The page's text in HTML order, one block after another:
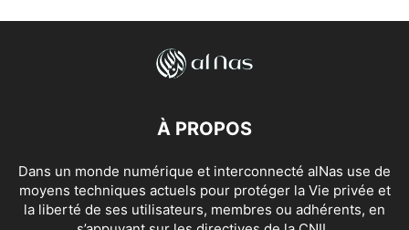
À PROPOS
Dans un monde numérique et interconnecté alNas use de
moyens techniques actuels pour protéger la Vie privée et
la liberté de ses utilisateurs, membres ou adhérents, en